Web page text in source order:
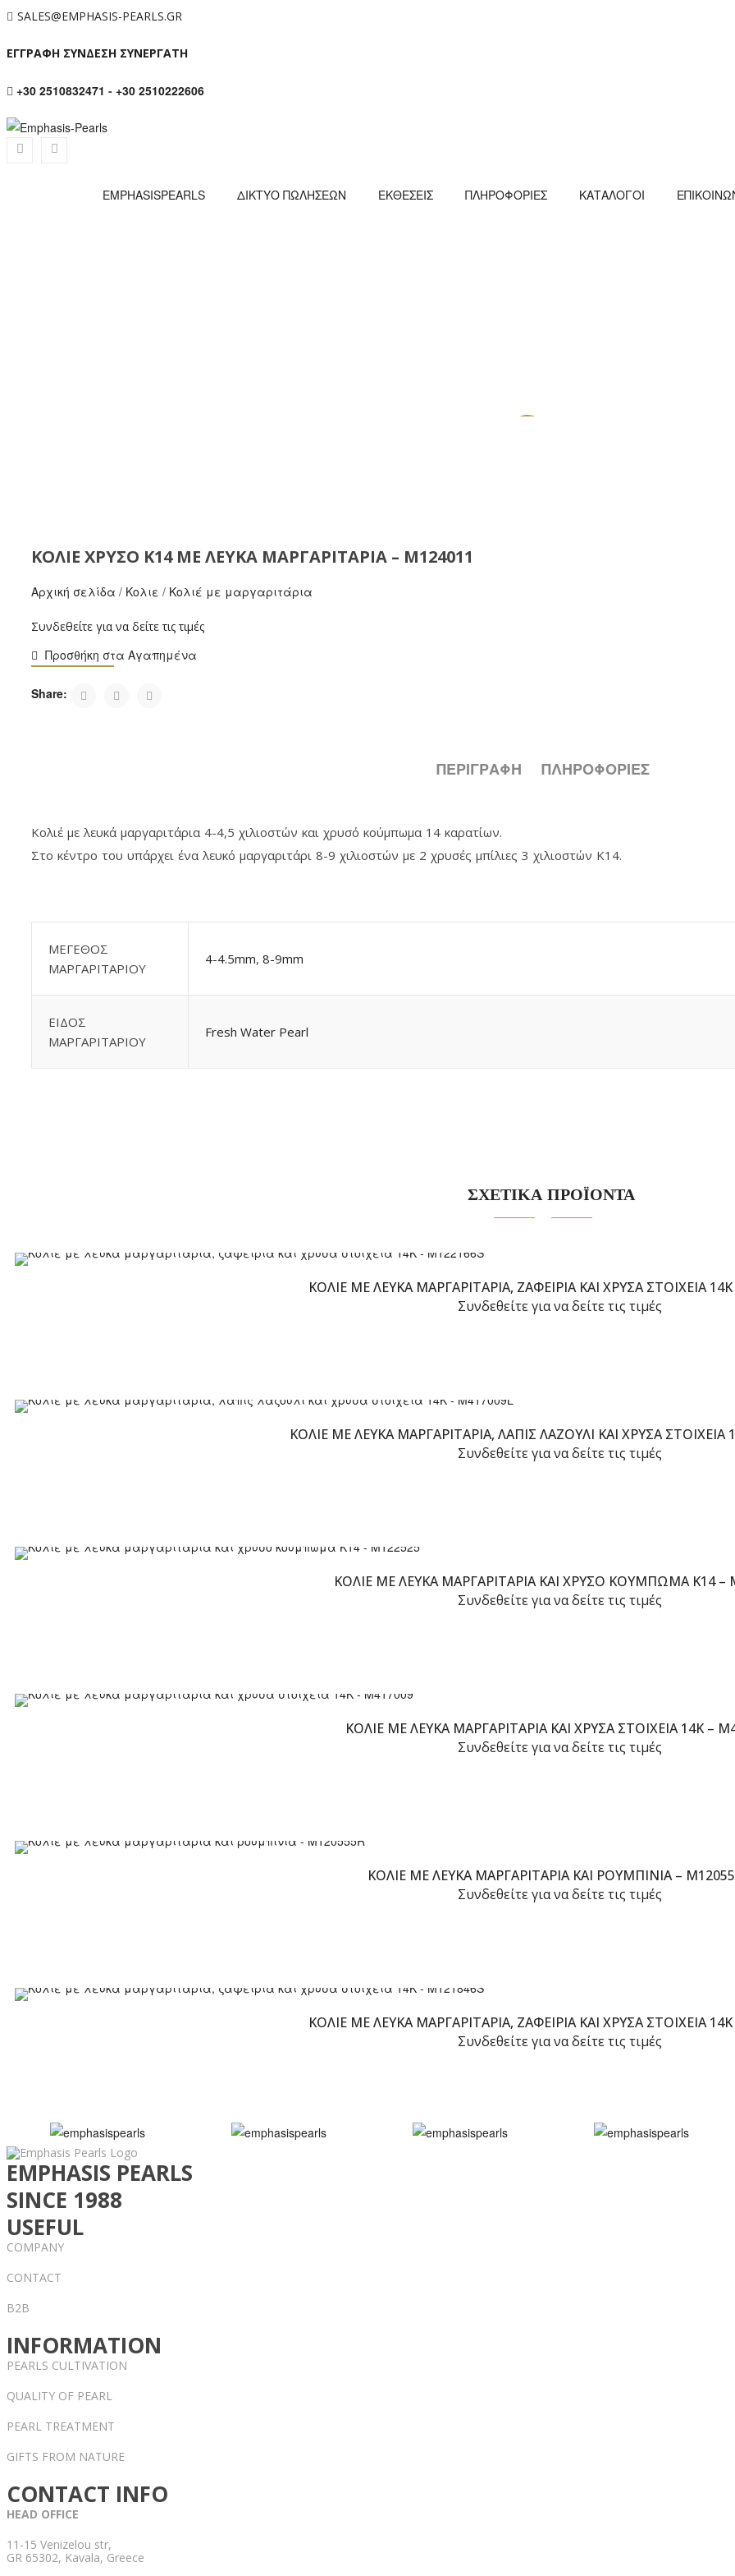
SALES@EMPHASIS-PEARLS.GR
ΕΓΓΡΑΦΗ ΣΥΝΔΕΣΗ ΣΥΝΕΡΓΑΤΗ
+30 2510832471 - +30 2510222606
EMPHASISPEARLS ΔΙΚΤΥΟ ΠΩΛΗΣΕΩΝ ΕΚΘΕΣΕΙΣ ΠΛΗΡΟΦΟΡΙΕΣ ΚΑΤΑΛΟΓΟΙ
ΚΟΛΙΈ ΧΡΥΣΌ Κ14 ΜΕ ΛΕΥΚΆ ΜΑΡΓΑΡΙΤΆΡΙΑ – M124011
Αρχική σελίδα / Κολιε / Κολιέ με μαργαριτάρια
Συνδεθείτε για να δείτε τις τιμές
Προσθήκη στα Αγαπημένα
Share:
ΠΕΡΙΓΡΑΦΉ ΠΛΗΡΟΦΟΡΙΕΣ
Κολιέ με λευκά μαργαριτάρια 4-4,5 χιλιοστών και χρυσό κούμπωμα 14 καρατίων.
Στο κέντρο του υπάρχει ένα λευκό μαργαριτάρι 8-9 χιλιοστών με 2 χρυσές μπίλιες 3 χιλιοστών K14.
ΜΕΓΕΘΟΣ
ΜΑΡΓΑΡΙΤΑΡΙΟΥ
4-4.5mm, 8-9mm
ΕΙΔΟΣ
ΜΑΡΓΑΡΙΤΑΡΙΟΥ
Fresh Water Pearl
ΣΧΕΤΙΚΑ ΠΡΟΪΟΝΤΑ
ΚΟΛΙΈ ΜΕ ΛΕΥΚΆ ΜΑΡΓΑΡΙΤΆΡΙΑ, ΖΑΦΕΊΡΙΑ ΚΑΙ ΧΡΥΣΆ ΣΤΟΙΧΕΊΑ 14K
Συνδεθείτε για να δείτε τις τιμές
ΚΟΛΙΈ ΜΕ ΛΕΥΚΆ ΜΑΡΓΑΡΙΤΆΡΙΑ, ΛΆΠΙΣ ΛΆΖΟΥΛΙ ΚΑΙ ΧΡΥΣΆ ΣΤΟΙΧΕΊΑ
Συνδεθείτε για να δείτε τις τιμές
ΚΟΛΙΈ ΜΕ ΛΕΥΚΆ ΜΑΡΓΑΡΙΤΆΡΙΑ ΚΑΙ ΧΡΥΣΌ ΚΟΎΜΠΩΜΑ K14 –
Συνδεθείτε για να δείτε τις τιμές
ΚΟΛΙΈ ΜΕ ΛΕΥΚΆ ΜΑΡΓΑΡΙΤΆΡΙΑ ΚΑΙ ΧΡΥΣΆ ΣΤΟΙΧΕΊΑ 14K –
Συνδεθείτε για να δείτε τις τιμές
ΚΟΛΙΈ ΜΕ ΛΕΥΚΆ ΜΑΡΓΑΡΙΤΆΡΙΑ ΚΑΙ ΡΟΥΜΠΊΝΙΑ –
Συνδεθείτε για να δείτε τις τιμές
ΚΟΛΙΈ ΜΕ ΛΕΥΚΆ ΜΑΡΓΑΡΙΤΆΡΙΑ, ΖΑΦΕΊΡΙΑ ΚΑΙ ΧΡΥΣΆ ΣΤΟΙΧΕΊΑ 14K
Συνδεθείτε για να δείτε τις τιμές
EMPHASIS PEARLS
SINCE 1988
USEFUL
COMPANY
CONTACT
B2B
INFORMATION
PEARLS CULTIVATION
QUALITY OF PEARL
PEARL TREATMENT
GIFTS FROM NATURE
CONTACT INFO
HEAD OFFICE
11-15 Venizelou str,
GR 65302, Kavala, Greece